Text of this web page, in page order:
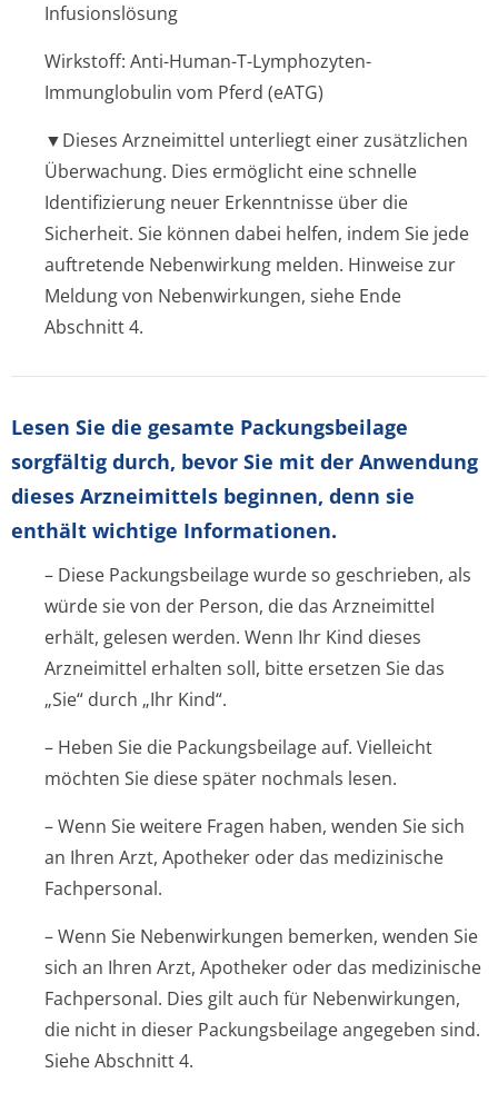
Infusionslösung
Wirkstoff: Anti-Human-T-Lymphozyten-
Immunglobulin vom Pferd (eATG)
▼Dieses Arzneimittel unterliegt einer zusätzlichen
Überwachung. Dies ermöglicht eine schnelle
Identifizierung neuer Erkenntnisse über die
Sicherheit. Sie können dabei helfen, indem Sie jede
auftretende Nebenwirkung melden. Hinweise zur
Meldung von Nebenwirkungen, siehe Ende
Abschnitt 4.
Lesen Sie die gesamte Packungsbeilage
sorgfältig durch, bevor Sie mit der Anwendung
dieses Arzneimittels beginnen, denn sie
enthält wichtige Informationen.
– Diese Packungsbeilage wurde so geschrieben, als
würde sie von der Person, die das Arzneimittel
erhält, gelesen werden. Wenn Ihr Kind dieses
Arzneimittel erhalten soll, bitte ersetzen Sie das
„Sie“ durch „Ihr Kind“.
– Heben Sie die Packungsbeilage auf. Vielleicht
möchten Sie diese später nochmals lesen.
– Wenn Sie weitere Fragen haben, wenden Sie sich
an Ihren Arzt, Apotheker oder das medizinische
Fachpersonal.
– Wenn Sie Nebenwirkungen bemerken, wenden Sie
sich an Ihren Arzt, Apotheker oder das medizinische
Fachpersonal. Dies gilt auch für Nebenwirkungen,
die nicht in dieser Packungsbeilage angegeben sind.
Siehe Abschnitt 4.